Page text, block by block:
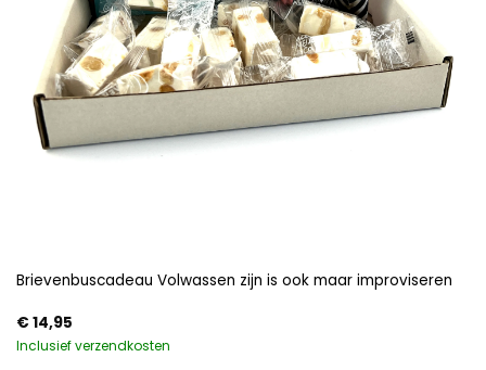
Brievenbuscadeau Volwassen zijn is ook maar improviseren
€14,95
Inclusief verzendkosten